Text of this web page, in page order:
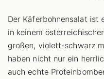
Der Käferbohnensalat ist
in keinem
großen, violett-schwarz
haben nicht nur ein
auch echte